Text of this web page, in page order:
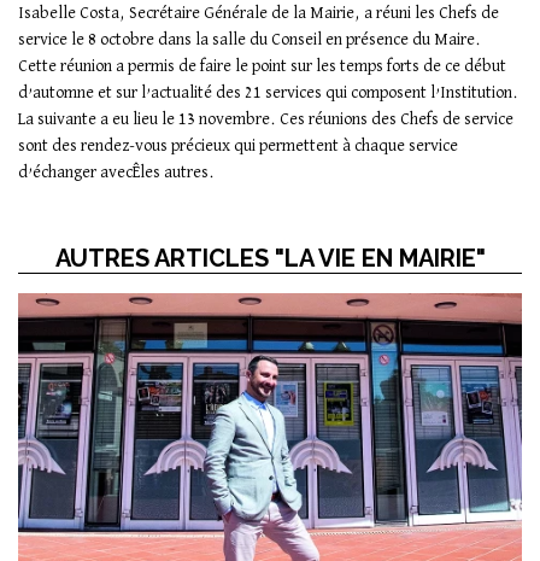
Isabelle Costa, Secrétaire Générale de la Mairie, a réuni les Chefs de
service le 8 octobre dans la salle du Conseil en présence du Maire.
Cette réunion a permis de faire le point sur les temps forts de ce début
d’automne et sur l’actualité des 21 services qui composent l’Institution.
La suivante a eu lieu le 13 novembre. Ces réunions des Chefs de service
sont des rendez-vous précieux qui permettent à chaque service
d’échanger avecÊles autres.
AUTRES ARTICLES "LA VIE EN MAIRIE"